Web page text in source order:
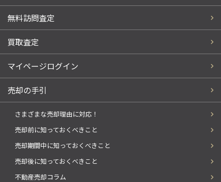
無料訪問査定
買取査定
マイページログイン
売却の手引
さまざまな売却理由に対応！
売却前に知っておくべきこと
売却期間中に知っておくべきこと
売却後に知っておくべきこと
不動産売却コラム